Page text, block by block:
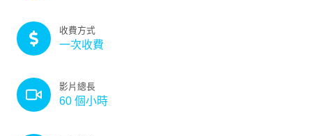
收費方式
一次收費
影片總長
60 個小時